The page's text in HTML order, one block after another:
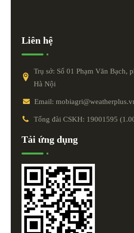
Liên hệ
Trụ sở: Số 01 Phạm Văn Bạch,
Hà Nội
Email:
Tổng đài CSKH: 19001595
Tải ứng dụng